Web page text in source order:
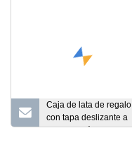
Caja de lata de regalo
con tapa deslizante a
precio de fábrica, tapa